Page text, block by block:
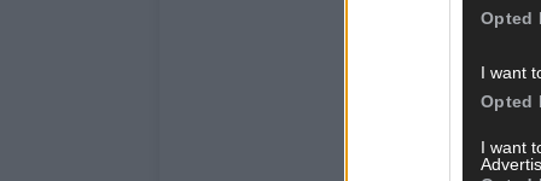
Opted
I want
Opted
I want